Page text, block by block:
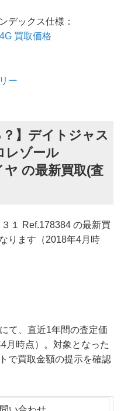
デックス仕様：
買取価格
ー
？】デイトジャス
レゾール
ヤ の最新買取(査
１ Ref.178384 の最新買
ります（2018年4月時
て、直近1年間の査定価
月時点）。対象となった
で買取金額の提示を確認